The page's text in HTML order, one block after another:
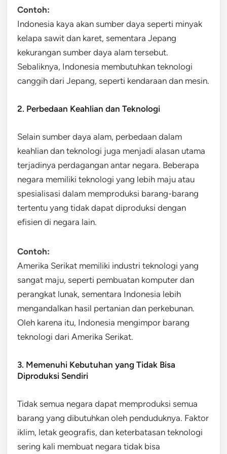
Contoh:
Indonesia kaya akan sumber daya seperti minyak
kelapa sawit dan karet, sementara Jepang
kekurangan sumber daya alam tersebut.
Sebaliknya, Indonesia membutuhkan teknologi
canggih dari Jepang, seperti kendaraan dan mesin.
2. Perbedaan Keahlian dan Teknologi
Selain sumber daya alam, perbedaan dalam
keahlian dan teknologi juga menjadi alasan utama
terjadinya perdagangan antar negara. Beberapa
negara memiliki teknologi yang lebih maju atau
spesialisasi dalam memproduksi barang-barang
tertentu yang tidak dapat diproduksi dengan
efisien di negara lain.
Contoh:
Amerika Serikat memiliki industri teknologi yang
sangat maju, seperti pembuatan komputer dan
perangkat lunak, sementara Indonesia lebih
mengandalkan hasil pertanian dan perkebunan.
Oleh karena itu, Indonesia mengimpor barang
teknologi dari Amerika Serikat.
3. Memenuhi Kebutuhan yang Tidak Bisa
Diproduksi Sendiri
Tidak semua negara dapat memproduksi semua
barang yang dibutuhkan oleh penduduknya. Faktor
iklim, letak geografis, dan keterbatasan teknologi
sering kali membuat negara tidak bisa